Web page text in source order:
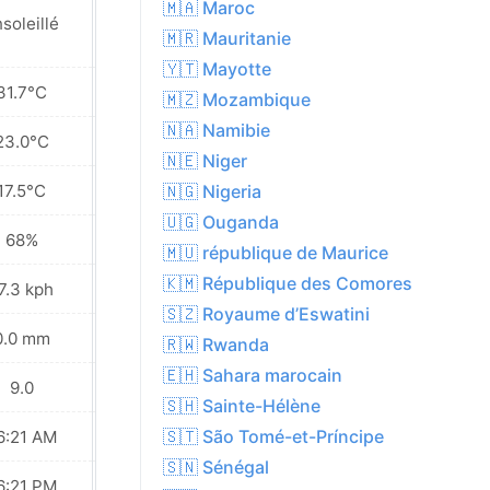
68%
kph
mm
9.0
AM
31.9°C
23.8°C
18.9°C
64%
15.5 kph
0.0 mm
9.0
06:20 AM
🇲🇦 Maroc
🇲🇷 Mauritanie
🇾🇹 Mayotte
🇲🇿 Mozambique
🇳🇦 Namibie
🇳🇪 Niger
🇳🇬 Nigeria
🇺🇬 Ouganda
🇲🇺 république de Maurice
🇰🇲 République des Comores
🇸🇿 Royaume d’Eswatini
🇷🇼 Rwanda
🇪🇭 Sahara marocain
🇸🇭 Sainte-Hélène
🇸🇹 São Tomé-et-Príncipe
🇸🇳 Sénégal